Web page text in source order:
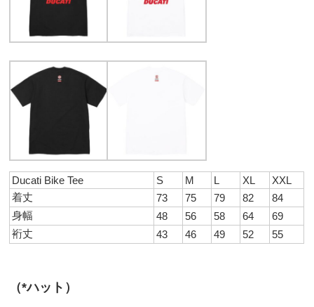
Ducati Bike Tee S M L XL
XXL
着丈
73 75 79 82
84
身幅
48 56 58 64
69
裄丈
43 46 49 52 55
（*ハット）